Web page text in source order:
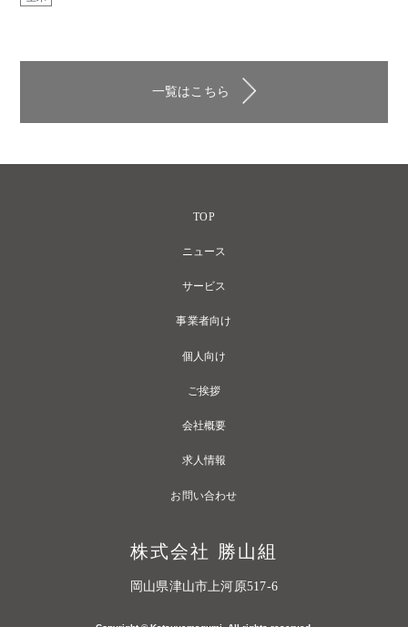
一覧はこちら
TOP
ニュース
サービス
事業者向け
個人向け
ご挨拶
会社概要
求人情報
お問い合わせ
株式会社 勝山組
岡山県津山市上河原517-6